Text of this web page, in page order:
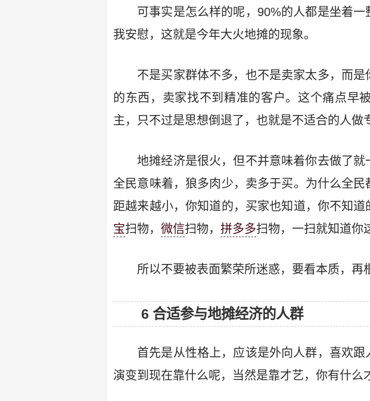
可事实是怎么样的呢，90%的人都是坐着
我安慰，这就是今年大火地摊的现象。
不是买家群体不多，也不是卖家太多，而
的东西，卖家找不到精准的客户。这个痛点早被
主，只不过是思想倒退了，也就是不适合的人做
地摊经济是很火，但不并意味着你去做了就
全民意味着，狼多肉少，卖多于买。为什么全
距越来越小，你知道的，买家也知道，你不知
宝扫物， 微信扫物， 拼多多扫物，一扫就知道你
所以不要被表面繁荣所迷惑，要看本质，再
6 合适参与地摊经济的人群
首先是从性格上，应该是外向人群，喜欢
演变到现在靠什么呢，当然是靠才艺，你有什么